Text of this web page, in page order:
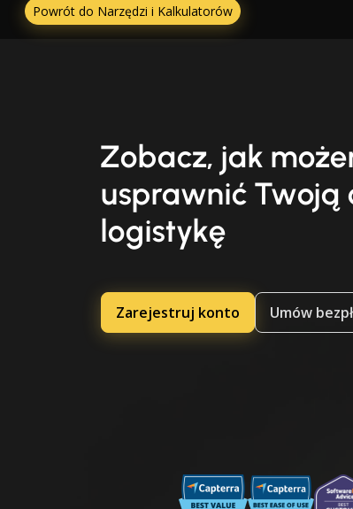
Powrót do Narzędzi i Kalkulatorów
Zobacz, jak
usprawnić Twoją
logistykę
Zarejestruj konto Umów